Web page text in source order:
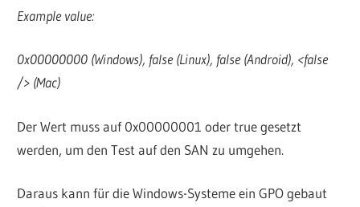
Example value:
0x00000000 (Windows), false (Linux), false (Android), <false
/> (Mac)
Der Wert muss auf 0x00000001 oder true gesetzt
werden, um den Test auf den SAN zu umgehen.
Daraus kann für die Windows-Systeme ein GPO gebaut